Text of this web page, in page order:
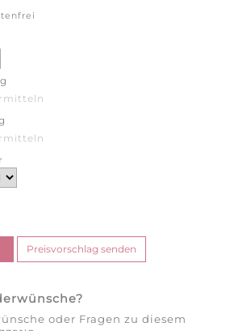
oder Fragen zu diesem